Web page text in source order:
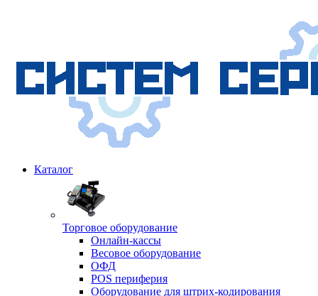
Каталог
Торговое оборудование
Онлайн-кассы
Весовое оборудование
ОФД
POS периферия
Оборудование для штрих-кодирования